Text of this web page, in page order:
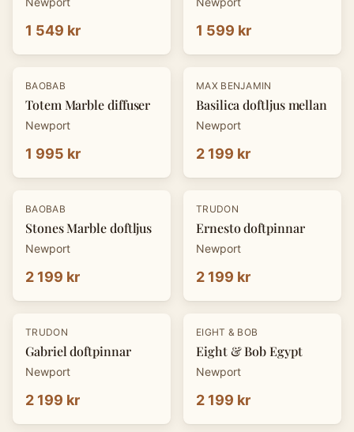
1 549 kr 1 599 kr
BAOBAB
Totem Marble diffuser
Newport
1 995 kr
MAX BENJAMIN
Basilica doftljus mellan
Newport
2 199 kr
BAOBAB
Stones Marble doftljus
Newport
2 199 kr
TRUDON
Ernesto doftpinnar
Newport
2 199 kr
TRUDON
Gabriel doftpinnar
Newport
2 199 kr
EIGHT & BOB
Eight & Bob Egypt
Newport
2 199 kr